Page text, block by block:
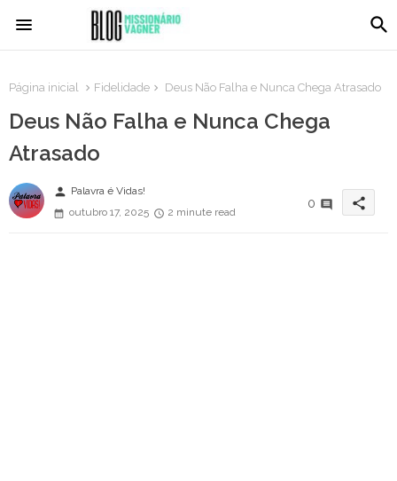
Página inicial Fidelidade Deus Não Falha e Nunca Chega Atrasado
Deus Não Falha e Nunca Chega
Atrasado
person Palavra é Vidas!
outubro 17, 2025
2 minute read
0 share